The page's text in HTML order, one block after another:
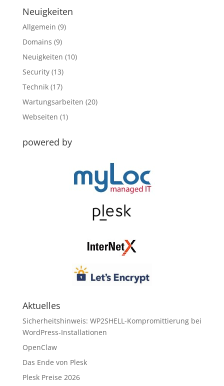
Neuigkeiten
Allgemein (9)
Domains (9)
Neuigkeiten (10)
Security(13)
Technik(17)
Wartungsarbeiten (20)
Webseiten (1)
powered by
Aktuelles
Sicherheitshinweis: WP2SHELL-Kompromittierung bei
WordPress-Installationen
OpenClaw
Das Ende von Plesk
Plesk Preise 2026